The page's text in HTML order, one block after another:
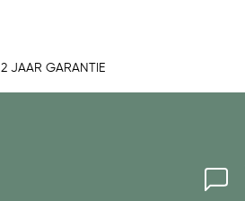
2 JAAR GARANTIE